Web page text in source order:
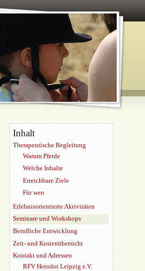
Inhalt
Therapeutische Begleitung
Warum Pferde
Welche Inhalte
Erreichbare Ziele
Für wen
Erlebnisorientierte Aktivitäten
Seminare und Workshops
Berufliche Entwicklung
Zeit- und Kostenübersicht
Kontakt und Adressen
RFV Herodot Leipzig e.V.